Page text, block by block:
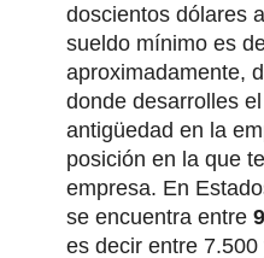
doscientos dólares
sueldo mínimo es
aproximadamente,
donde desarrolles
antigüedad en la
posición en la que
empresa. En
se encuentra entre
es decir entre